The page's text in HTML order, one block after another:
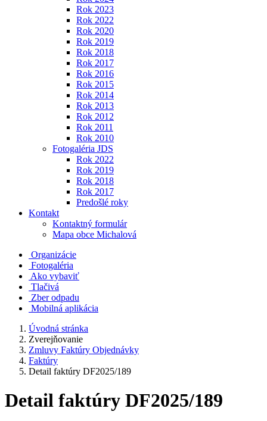
Rok 2023
Rok 2022
Rok 2020
Rok 2019
Rok 2018
Rok 2017
Rok 2016
Rok 2015
Rok 2014
Rok 2013
Rok 2012
Rok 2011
Rok 2010
Fotogaléria JDS
Rok 2022
Rok 2019
Rok 2018
Rok 2017
Predošlé roky
Kontakt
Kontaktný formulár
Mapa obce Michalová
Organizácie
Fotogaléria
Ako vybaviť
Tlačivá
Zber odpadu
Mobilná aplikácia
Úvodná stránka
Zverejňovanie
Zmluvy Faktúry Objednávky
Faktúry
Detail faktúry DF2025/189
Detail faktúry DF2025/189